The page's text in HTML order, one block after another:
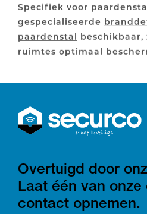
Specifiek voor
gespecialiseerde
paardenstal beschikbaar,
ruimtes optimaal
Overtuigd door
Laat één van
contact opnemen.